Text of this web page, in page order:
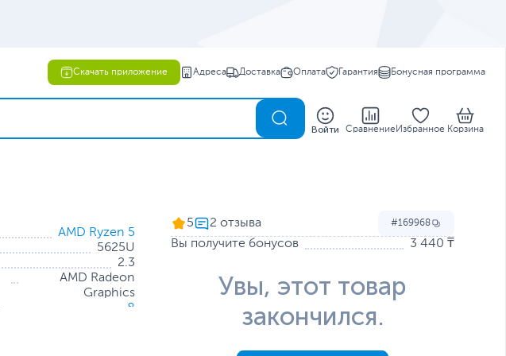
Скачать приложение Адреса Доставка Оплата Гарантия Бонусная программа
Войти Сравнение Избранное Корзина
AMD Ryzen 5
5625U
2.3
AMD Radeon
Graphics
8
5 169968
Вы получите бонусов 3 440 ₸
Увы, этот товар
закончился.